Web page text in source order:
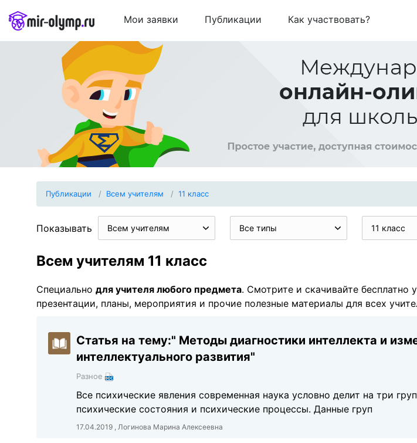
Мои заявки Публикации Как участвовать?
Публикации Всем учителям 11 класс
Показывать Всем учителям Все типы 11 класс
Всем учителям 11 класс
Специально для учителя любого предмета. Смотрите и скачивайте бесплатно
презентации, планы, мероприятия и прочие полезные материалы для всех
Статья на тему:" Методы диагностики интеллекта и
интеллектуального развития"
Разное
Все психические явления современная наука условно делит на три
психические состояния и психические процессы. Данные груп
17.04.2019 , Логинова Марина Алексеевна